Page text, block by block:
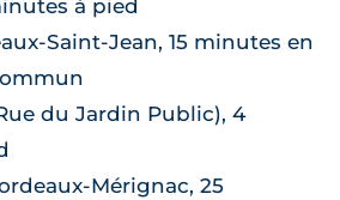
à pied
Saint-Jean, 15 minutes en
du Jardin Public), 4
Mérignac, 25